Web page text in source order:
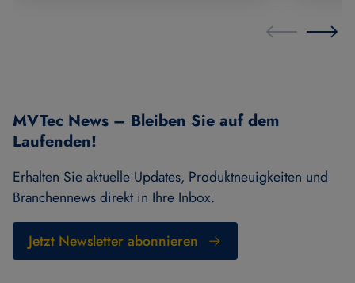
MVTec News – Bleiben Sie auf dem
Laufenden!
Erhalten Sie aktuelle Updates, Produktneuigkeiten und
Branchennews direkt in Ihre Inbox.
Jetzt Newsletter abonnieren